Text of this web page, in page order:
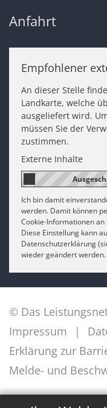
Anfahrt
Empfohlener
An dieser Stelle
Landkarte, welche
ausgeliefert wird.
müssen Sie der
zustimmen.
Externe Inhalte
Ich bin damit
werden. Damit können
Cookie-Informationen
Diese Einstellung kann
Datenschutzerklärung
wieder geändert werden.
© Das
Impressum
Erklärung zur
Melde- und